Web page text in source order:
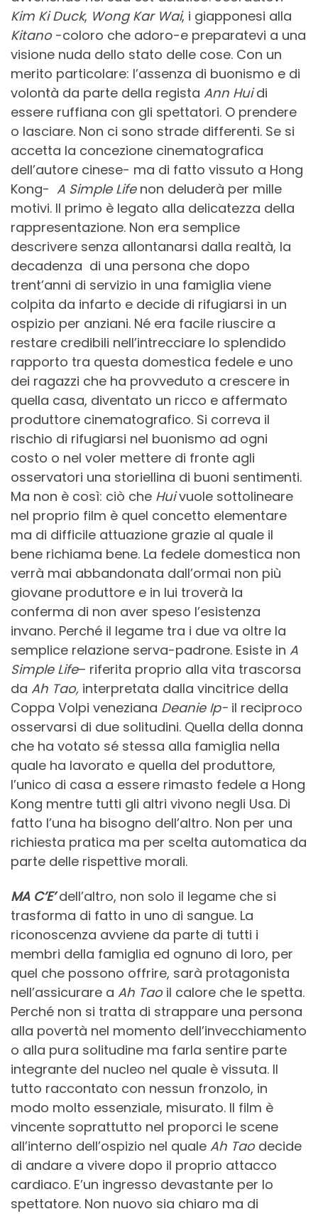
Kim Ki Duck, Wong Kar Wai, i giapponesi alla
Kitano-coloro che adoro-e preparatevi a una
visione nuda dello stato delle cose. Con un
merito particolare: l’assenza di buonismo e di
volontà da parte della regista Ann Huidi
essere ruffiana con gli spettatori. O prendere
o lasciare. Non ci sono strade differenti. Se si
accetta la concezione cinematografica
dell’autore cinese- ma di fatto vissuto a Hong
Kong- A Simple Lifenon deluderà per mille
motivi. Il primo è legato alla delicatezza della
rappresentazione. Non era semplice
descrivere senza allontanarsi dalla realtà, la
decadenza di una persona che dopo
trent’anni di servizio in una famiglia viene
colpita da infarto e decide di rifugiarsi in un
ospizio per anziani. Né era facile riuscire a
restare credibili nell’intrecciare lo splendido
rapporto tra questa domestica fedele e uno
dei ragazzi che ha provveduto a crescere in
quella casa, diventato un ricco e affermato
produttore cinematografico. Si correva il
rischio di rifugiarsi nel buonismo ad ogni
costo o nel voler mettere di fronte agli
osservatori una storiellina di buoni sentimenti.
Ma non è così: ciò che Huivuole sottolineare
nel proprio film è quel concetto elementare
ma di difficile attuazione grazie al quale il
bene richiama bene. La fedele domestica non
verrà mai abbandonata dall’ormai non più
giovane produttore e in lui troverà la
conferma di non aver speso l’esistenza
invano. Perché il legame tra i due va oltre la
semplice relazione serva-padrone. Esiste in A
Simple Life– riferita proprio alla vita trascorsa
da Ah Tao, interpretata dalla vincitrice della
Coppa Volpi veneziana Deanie Ip- il reciproco
osservarsi di due solitudini. Quella della donna
che ha votato sé stessa alla famiglia nella
quale ha lavorato e quella del produttore,
l’unico di casa a essere rimasto fedele a Hong
Kong mentre tutti gli altri vivono negli Usa. Di
fatto l’una ha bisogno dell’altro. Non per una
richiesta pratica ma per scelta automatica da
parte delle rispettive morali.
MA C’E’dell’altro, non solo il legame che si
trasforma di fatto in uno di sangue. La
riconoscenza avviene da parte di tutti i
membri della famiglia ed ognuno di loro, per
quel che possono offrire, sarà protagonista
nell’assicurare a Ah Taoil calore che le spetta.
Perché non si tratta di strappare una persona
alla povertà nel momento dell’invecchiamento
o alla pura solitudine ma farla sentire parte
integrante del nucleo nel quale è vissuta. Il
tutto raccontato con nessun fronzolo, in
modo molto essenziale, misurato. Il film è
vincente soprattutto nel proporci le scene
all’interno dell’ospizio nel quale Ah Tao decide
di andare a vivere dopo il proprio attacco
cardiaco. E’un ingresso devastante per lo
spettatore. Non nuovo sia chiaro ma di